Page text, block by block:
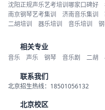
沈阳正规声乐艺考培训哪家口碑好
南京钢琴艺考集训
济南音乐集训
二胡培训
器乐培训 音乐培训
相关专业
音乐 声乐 钢琴 音乐剧 二胡
联系我们
北京招生热线：18501056132
北京校区